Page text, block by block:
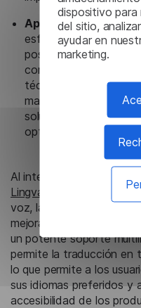
dispositivo para
del sitio,
ayudar en
marketing.
Apoyo continuo y
esfuerza por ofrecer
posventa completa y
continua. El equipo
técnica especializada,
mantenimiento
solución de
optimizada y
Al integrar el
software
Lingvanex
junto con las
voz, las empresas de
mejorar aún más su
un potente soporte
permite la traducción en
lo que permite a los
sus idiomas preferidos y
accesibilidad de los